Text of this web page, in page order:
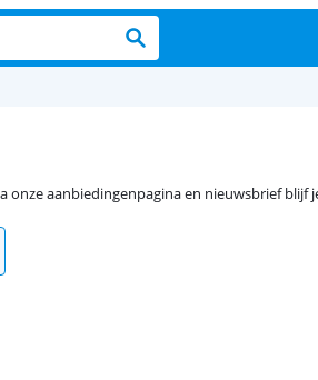
onze aanbiedingenpagina en nieuwsbrief